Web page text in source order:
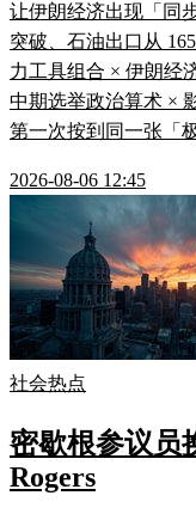
让伊朗经济出现「同
突破、石油出口从
力工具组合 × 伊朗经
中期选举政治算术 ×
第一次按到同一张「
2026-08-06 12:45
社会热点
密歇根参议员
Rogers